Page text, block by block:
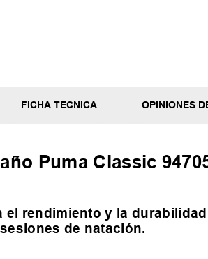
FICHA TECNICA OPINIONES
Puma Classic
el rendimiento y la
de natación.